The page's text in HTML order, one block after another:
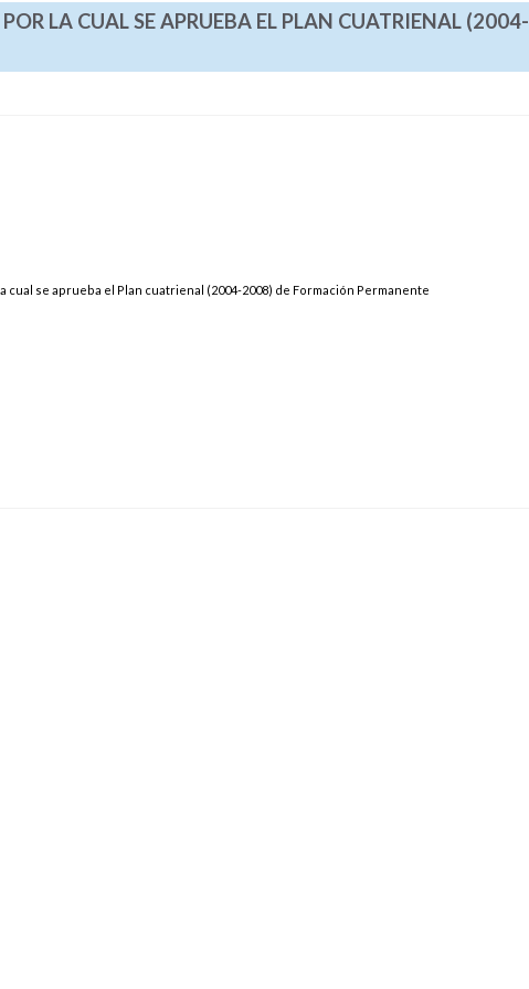
LA CUAL SE APRUEBA EL PLAN CUATRIENAL (2004-
se aprueba el Plan cuatrienal (2004-2008) de Formación Permanente